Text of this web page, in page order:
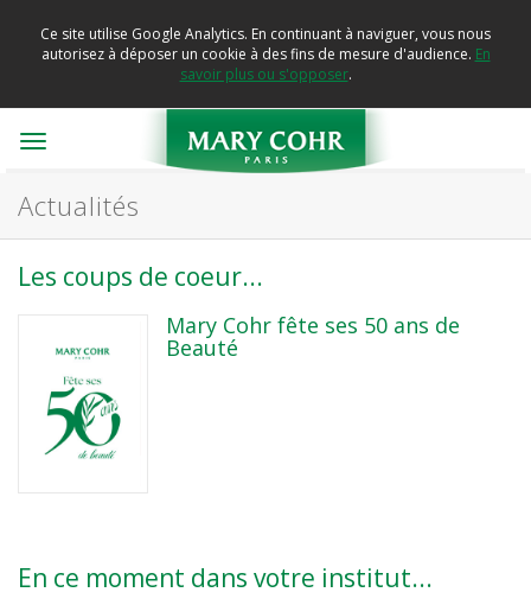
Ce site utilise Google Analytics. En continuant à naviguer, vous nous
autorisez à déposer un cookie à des fins de mesure d'audience. En
savoir plus ou s'opposer.
Toggle
Actualités
Les coups de coeur...
Mary Cohr fête ses 50 ans de
Beauté
En ce moment dans votre institut...